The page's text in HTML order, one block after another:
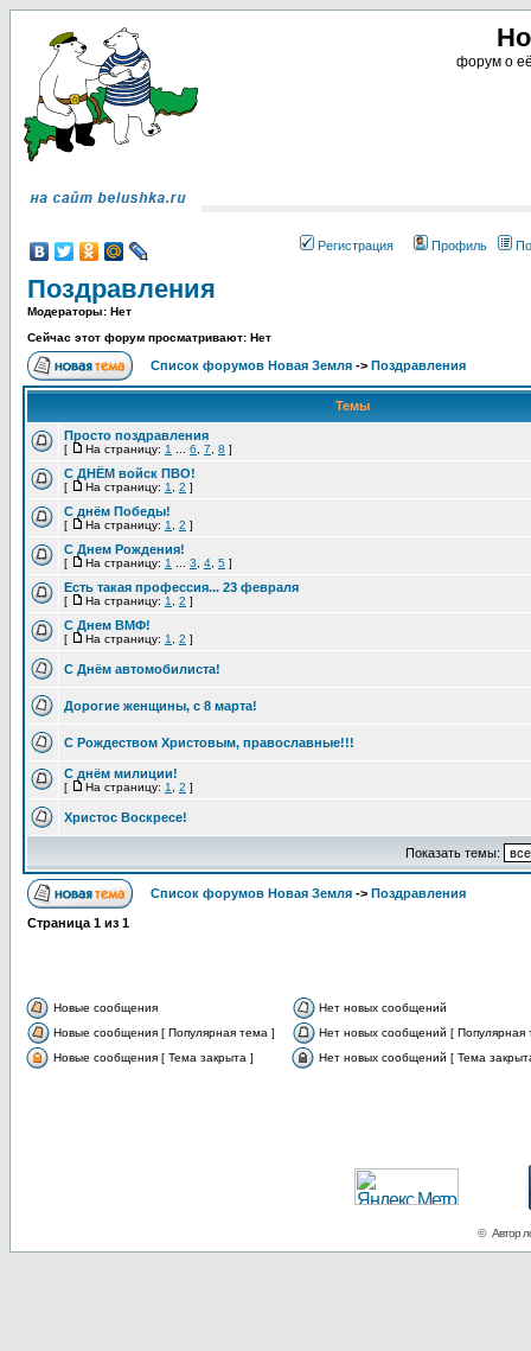
форум о
Регистрация Профиль
Поздравления
Модераторы: Нет
Сейчас этот форум просматривают: Нет
Список форумов Новая Земля -> Поздравления
Темы
Просто поздравления
[ На страницу: 1 6 7 8 ]
С ДНЁМ войск ПВО!
[ На страницу: 1 2 ]
С днём Победы!
[ На страницу: 1 2 ]
С Днем Рождения!
[ На страницу: 1 3 4 5 ]
Есть такая профессия... 23 февраля
[ На страницу: 1 2 ]
С Днем ВМФ!
[ На страницу: 1 2 ]
С Днём автомобилиста!
Дорогие женщины, с 8 марта!
С Рождеством Христовым, православные!!!
С днём милиции!
[ На страницу: 1 2 ]
Христос Воскресе!
Показать темы:
Список форумов Новая Земля -> Поздравления
Страница 1 из 1
Новые сообщения
Нет новых сообщений
Новые сообщения [ Популярная тема ]
Нет новых сообщений [ Популярная
Новые сообщения [ Тема закрыта ]
Нет новых сообщений [ Тема
© Автор